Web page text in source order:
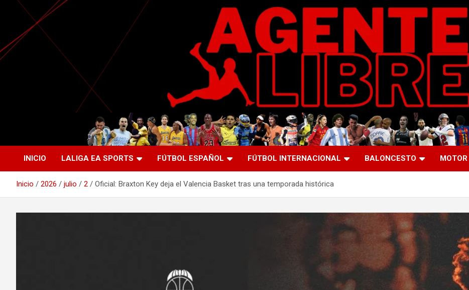
Saltar
contenido
Agente Libre Digital
La nueva generación del periodismo deportivo.
INICIO LALIGA EA SPORTS FÚTBOL ESPAÑOL FÚTBOL INTERNACIONAL BALONCESTO MOTOR
Inicio 2026 julio 2 Oficial: Braxton Key deja el Valencia Basket tras una temporada histórica